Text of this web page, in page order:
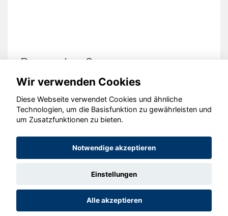
Peugeot 208
© konjunkturmotor.de GmbH 2020 - 2026
Wir verwenden Cookies
Diese Webseite verwendet Cookies und ähnliche
Technologien, um die Basisfunktion zu gewährleisten und
um Zusatzfunktionen zu bieten.
Notwendige akzeptieren
Einstellungen
Alle akzeptieren